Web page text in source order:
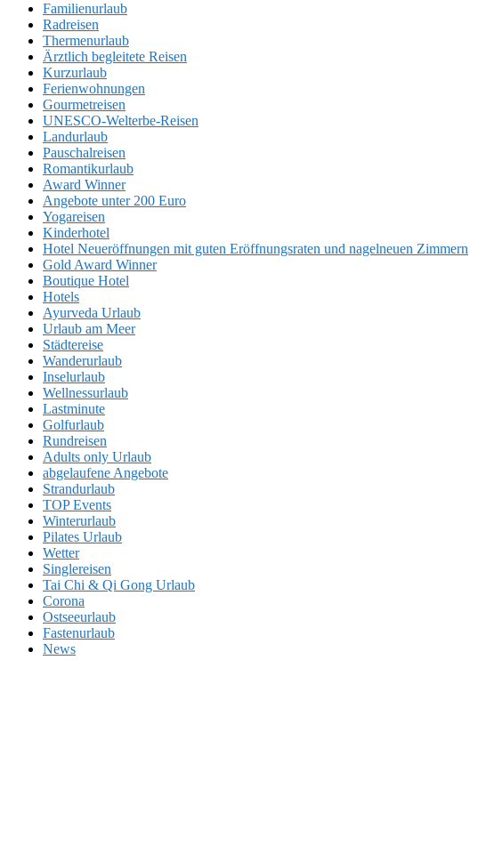
Familienurlaub
Radreisen
Thermenurlaub
Ärztlich begleitete Reisen
Kurzurlaub
Ferienwohnungen
Gourmetreisen
UNESCO-Welterbe-Reisen
Landurlaub
Pauschalreisen
Romantikurlaub
Award Winner
Angebote unter 200 Euro
Yogareisen
Kinderhotel
Hotel Neueröffnungen mit guten Eröffnungsraten und nagelneuen Zimmern
Gold Award Winner
Boutique Hotel
Hotels
Ayurveda Urlaub
Urlaub am Meer
Städtereise
Wanderurlaub
Inselurlaub
Wellnessurlaub
Lastminute
Golfurlaub
Rundreisen
Adults only Urlaub
abgelaufene Angebote
Strandurlaub
TOP Events
Winterurlaub
Pilates Urlaub
Wetter
Singlereisen
Tai Chi & Qi Gong Urlaub
Corona
Ostseeurlaub
Fastenurlaub
News